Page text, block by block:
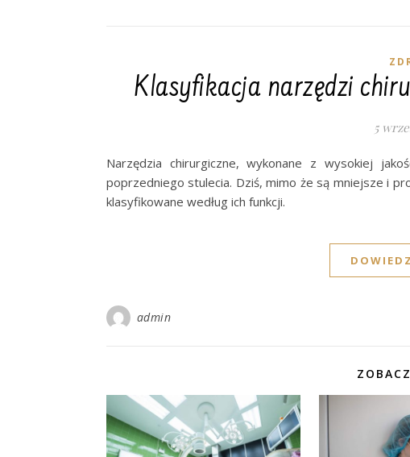
Klasyfikacja narzędzi
5
Narzędzia chirurgiczne, wykonane z wysokiej
poprzedniego stulecia. Dziś, mimo że są mniejsze i
klasyfikowane według ich funkcji.
admin